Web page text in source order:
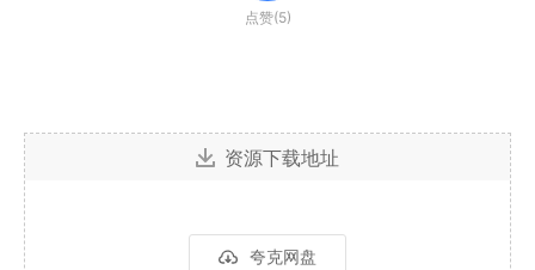
点赞(5)
资源下载地址
夸克网盘